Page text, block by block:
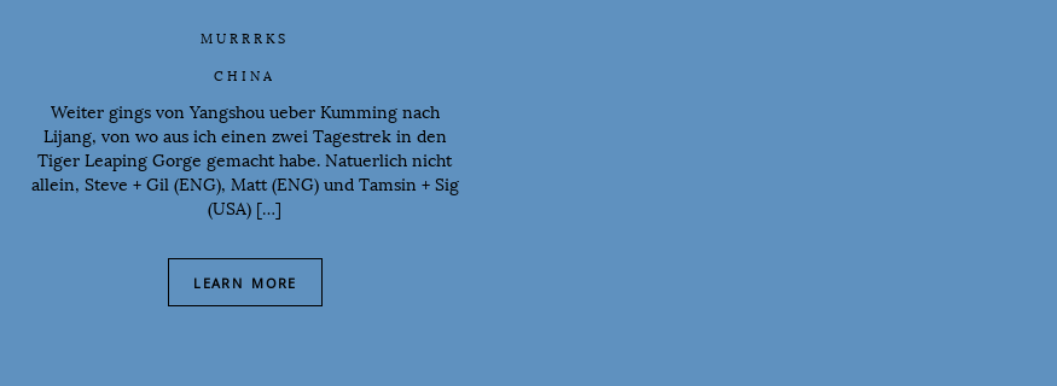
MURRRKS
CHINA
Weiter gings von Yangshou ueber Kumming nach
Lijang, von wo aus ich einen zwei Tagestrek in den
Tiger Leaping Gorge gemacht habe. Natuerlich nicht
allein, Steve + Gil (ENG), Matt (ENG) und Tamsin + Sig
(USA) […]
LEARN MORE